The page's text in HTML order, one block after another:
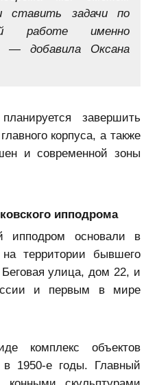
ставить задачи по
работе именно
— добавила Оксана
завершить
корпуса, а также
и современной зоны
ипподрома
ипподром основали в
территории бывшего
улица, дом 22, и
и первым в мире
комплекс объектов
1950-е годы. Главный